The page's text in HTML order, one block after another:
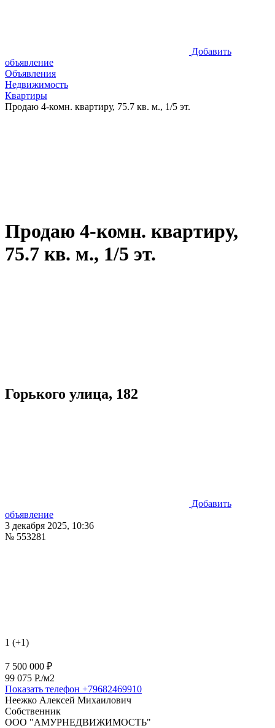
Добавить
объявление
Объявления
Недвижимость
Квартиры
Продаю 4-комн. квартиру, 75.7 кв. м., 1/5 эт.
Продаю 4-комн. квартиру,
75.7 кв. м., 1/5 эт.
Горького улица, 182
Добавить
объявление
3 декабря 2025, 10:36
№ 553281
1 (+1)
7 500 000 ₽
99 075 P./м2
Показать телефон +79682469910
Неежко Алексей Михаилович
Собственник
ООО "АМУРНЕДВИЖИМОСТЬ"